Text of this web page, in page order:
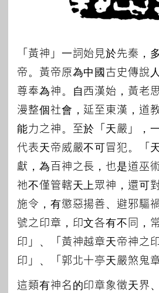
「黃神」一詞始見於先秦，
帝。黃帝原為中國古史傳說
尊奉為神。自西漢始，黃老
漫整個社會，延至東漢，道
能力之神。至於「天嚴」，
代表天帝威嚴不可冒犯。「
獻，為百神之長，也是道巫
祂不僅管轄天上眾神，還可
施令，有懲惡揚善、避邪驅
號之印章，印文各有不同，
印」、「黃神越章天帝神之
印」、「郭北十亭天嚴煞鬼章
這類有神名的印章象徵天界